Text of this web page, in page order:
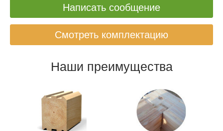
Написать сообщение
Смотреть комплектацию
Наши преимущества